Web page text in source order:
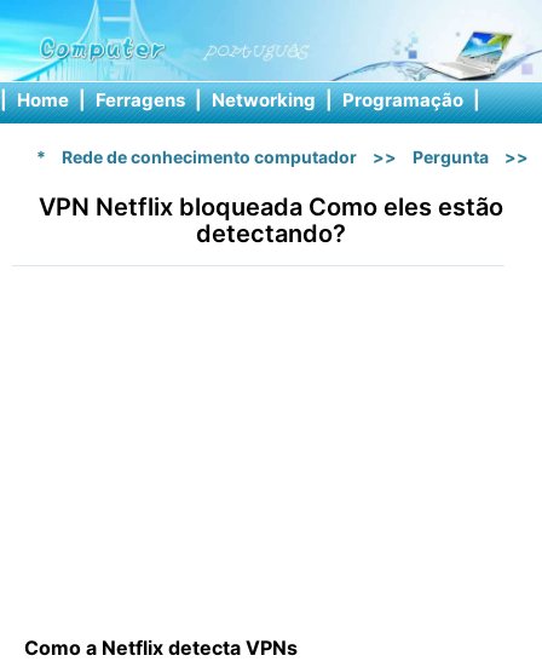
| Home | Ferragens | Networking | Programação |
* Rede de conhecimento computador >> Pergunta >>
VPN Netflix bloqueada Como eles estão
detectando?
Como a Netflix detecta VPNs